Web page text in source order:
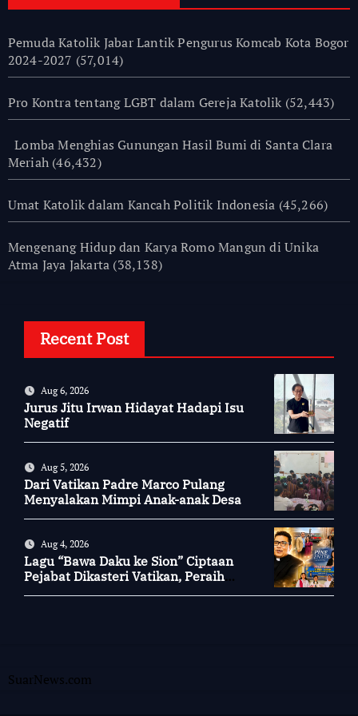
Pemuda Katolik Jabar Lantik Pengurus Komcab Kota Bogor
2024-2027 (57,014)
Pro Kontra tentang LGBT dalam Gereja Katolik (52,443)
Lomba Menghias Gunungan Hasil Bumi di Santa Clara
Meriah (46,432)
Umat Katolik dalam Kancah Politik Indonesia (45,266)
Mengenang Hidup dan Karya Romo Mangun di Unika
Atma Jaya Jakarta (38,138)
Recent Post
Aug 6, 2026
Jurus Jitu Irwan Hidayat Hadapi Isu
Negatif
Aug 5, 2026
Dari Vatikan Padre Marco Pulang
Menyalakan Mimpi Anak-anak Desa
Aug 4, 2026
Lagu “Bawa Daku ke Sion” Ciptaan
Pejabat Dikasteri Vatikan, Peraih
SuarNews.com